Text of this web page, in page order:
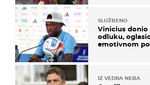
SLUŽBENO
Vinicius donio
odluku,
emotivnom
IZ VEDRA NEBA